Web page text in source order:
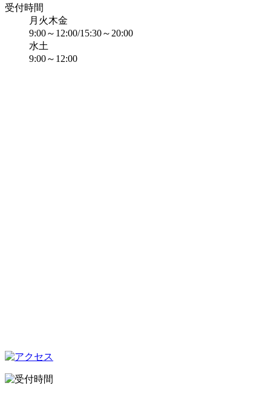
受付時間
月火木金
9:00～12:00/15:30～20:00
水土
9:00～12:00